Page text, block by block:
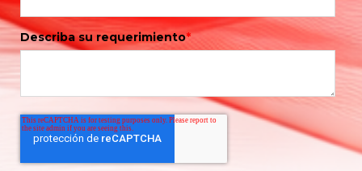
Describa su requerimiento*